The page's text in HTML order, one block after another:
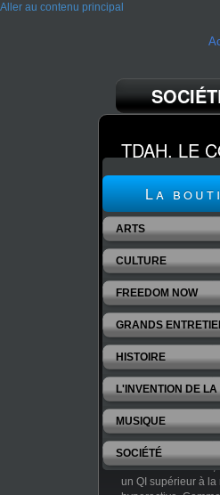
Aller au contenu principal
TDAH, LE
Un film de Aubin
Pauline est vivante,
un QI supérieur à
La
ARTS
CULTURE
FREEDOM NOW
GRANDS
HISTOIRE
L'INVENTION DE
MUSIQUE
SOCIÉTÉ